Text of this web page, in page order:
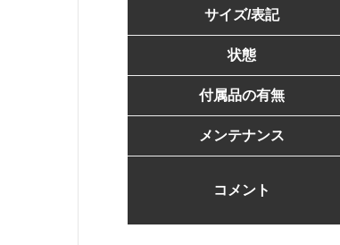
サイズ/表記
状態
付属品の有無
メンテナンス
コメント